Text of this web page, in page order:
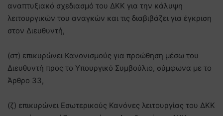
αναπτυξιακό σχεδιασμό του ΔΚΚ για την κάλυψη
λειτουργικών του αναγκών και τις διαβιβάζει για έγκριση
στον Διευθυντή,
(στ) επικυρώνει Κανονισμούς για προώθηση μέσω του
Διευθυντή προς το Υπουργικό Συμβούλιο, σύμφωνα με το
Άρθρο 33,
(ζ) επικυρώνει Εσωτερικούς Κανόνες λειτουργίας του ΔΚΚ